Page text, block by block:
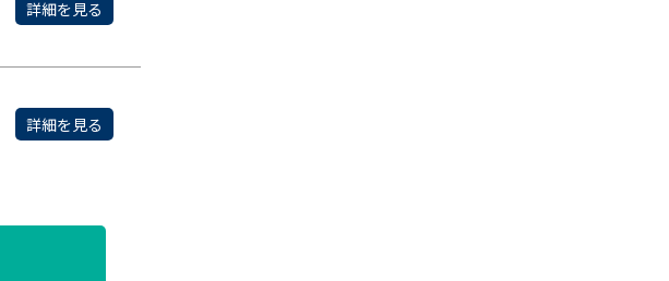
詳細を見る
詳細を見る